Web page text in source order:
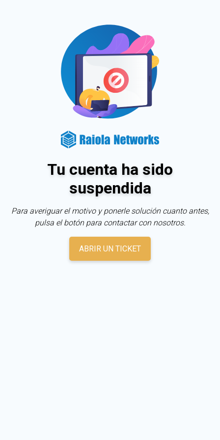
Tu cuenta ha sido
suspendida
Para averiguar el motivo y ponerle solución cuanto antes,
pulsa el botón para contactar con nosotros.
ABRIR UN TICKET